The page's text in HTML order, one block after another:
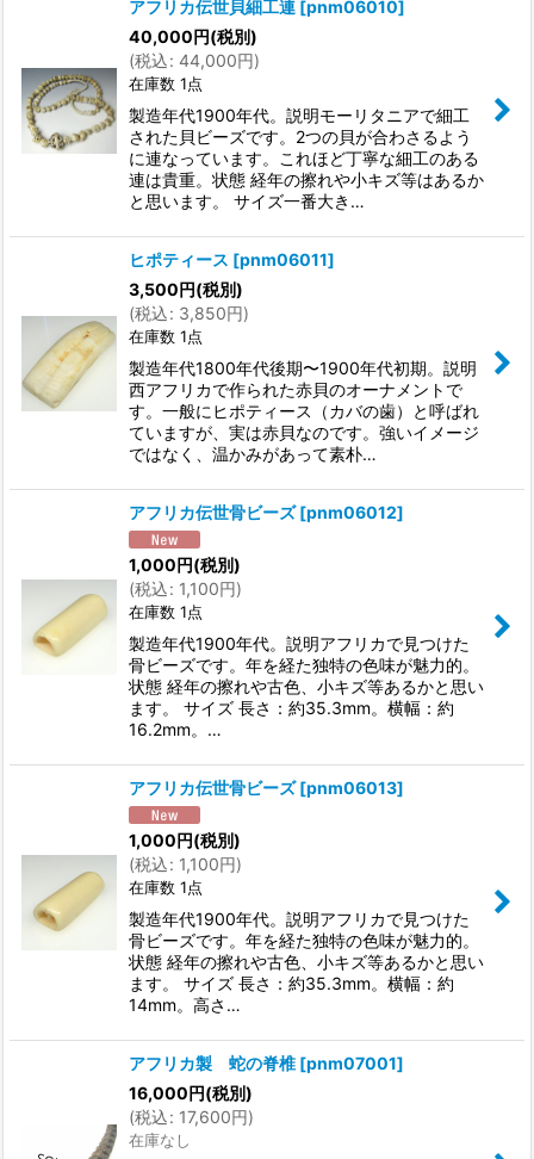
アフリカ伝世貝細工連 [pnm06010]
40,000円(税別)
(税込: 44,000円)
在庫数 1点
製造年代1900年代。説明モーリタニアで細工
された貝ビーズです。2つの貝が合わさるよう
に連なっています。これほど丁寧な細工のある
連は貴重。状態 経年の擦れや小キズ等はあるか
と思います。 サイズ一番大き…
ヒポティース [pnm06011]
3,500円(税別)
(税込: 3,850円)
在庫数 1点
製造年代1800年代後期〜1900年代初期。説明
西アフリカで作られた赤貝のオーナメントで
す。一般にヒポティース（カバの歯）と呼ばれ
ていますが、実は赤貝なのです。強いイメージ
ではなく、温かみがあって素朴…
アフリカ伝世骨ビーズ [pnm06012]
1,000円(税別)
(税込: 1,100円)
在庫数 1点
製造年代1900年代。説明アフリカで見つけた
骨ビーズです。年を経た独特の色味が魅力的。
状態 経年の擦れや古色、小キズ等あるかと思い
ます。 サイズ 長さ：約35.3mm。横幅：約
16.2mm。…
アフリカ伝世骨ビーズ [pnm06013]
1,000円(税別)
(税込: 1,100円)
在庫数 1点
製造年代1900年代。説明アフリカで見つけた
骨ビーズです。年を経た独特の色味が魅力的。
状態 経年の擦れや古色、小キズ等あるかと思い
ます。 サイズ 長さ：約35.3mm。横幅：約
14mm。高さ…
アフリカ製 蛇の脊椎 [pnm07001]
16,000円(税別)
(税込: 17,600円)
在庫なし